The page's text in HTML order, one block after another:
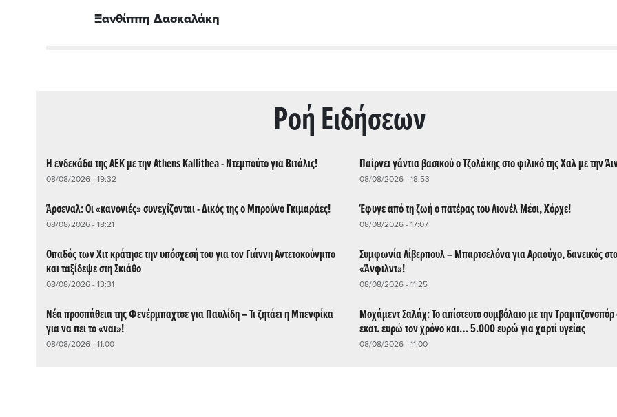
Ξανθίππη Δασκαλάκη
Ρoή Ειδήσεων
Η ενδεκάδα της ΑΕΚ με την Athens Kallithea - Ντεμπούτο για Βιτάλις!
08/08/2026 - 19:32
Παίρνει γάντια βασικού ο Τζολάκης στο φιλικό της Χαλ με την
08/08/2026 - 18:53
Άρσεναλ: Οι «κανονιές» συνεχίζονται - Δικός της ο Μπρούνο Γκιμαράες!
08/08/2026 - 18:21
Έφυγε από τη ζωή ο πατέρας του Λιονέλ Μέσι, Χόρχε!
08/08/2026 - 17:07
Οπαδός των Χιτ κράτησε την υπόσχεσή του για τον Γιάννη Αντετοκούνμπο
και ταξίδεψε στη Σκιάθο
08/08/2026 - 13:31
Συμφωνία Λίβερπουλ – Μπαρτσελόνα για Αραούχο, δανεικός στο
«Άνφιλντ»!
08/08/2026 - 11:25
Νέα προσπάθεια της Φενέρμπαχτσε για Παυλίδη – Τι ζητάει η Μπενφίκα
για να πει το «ναι»!
08/08/2026 - 11:00
Μοχάμεντ Σαλάχ: Το απίστευτο συμβόλαιο με την
εκατ. ευρώ τον χρόνο και… 5.000 ευρώ για χαρτί υγείας
08/08/2026 - 11:00